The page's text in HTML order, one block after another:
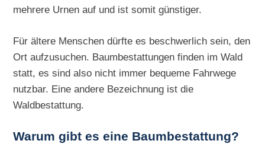
mehrere Urnen auf und ist somit günstiger.
Für ältere Menschen dürfte es beschwerlich sein, den
Ort aufzusuchen. Baumbestattungen finden im Wald
statt, es sind also nicht immer bequeme Fahrwege
nutzbar. Eine andere Bezeichnung ist die
Waldbestattung.
Warum gibt es eine Baumbestattung?